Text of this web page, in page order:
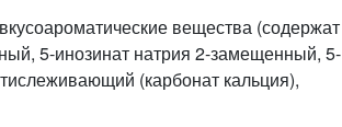
вещества (содержат
5-инозинат натрия 2-замещенный, 5-
(карбонат кальция),